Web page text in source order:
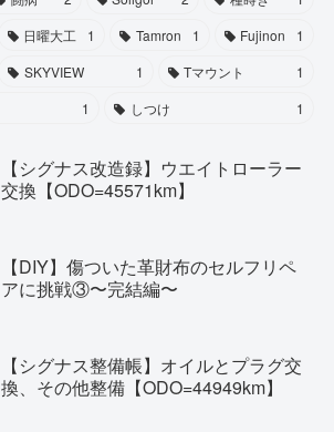
日曜大工 1 Tamron 1 Fujinon
1
SKYVIEW 1 Tマウント
1
1 しつけ 1
【シグナス改造録】ウエイトローラー
交換【ODO=45571km】
【DIY】傷ついた革財布のセルフリペ
アに挑戦③〜完結編〜
【シグナス整備帳】オイルとプラグ交
換、その他整備【ODO=44949km】